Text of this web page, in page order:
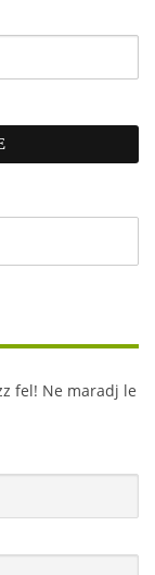
fel! Ne maradj le